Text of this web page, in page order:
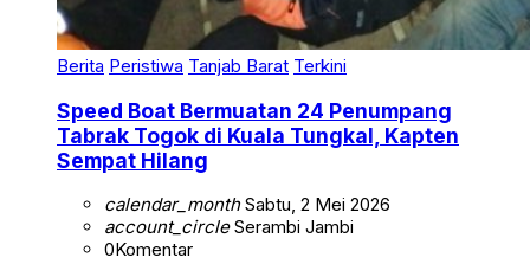
Berita Peristiwa Tanjab Barat Terkini
Speed Boat Bermuatan 24 Penumpang
Tabrak Togok di Kuala Tungkal, Kapten
Sempat Hilang
calendar_monthSabtu, 2 Mei 2026
account_circleSerambi Jambi
0Komentar